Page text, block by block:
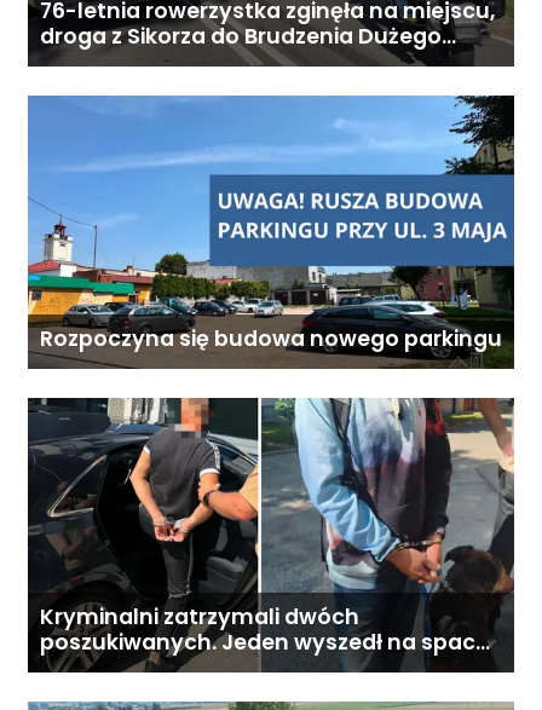
koordynatora oraz infolinię 24/7.
Koszt całodobowej opieki z
zamieszkaniem: od 6800 zł
miesięcznie. Ostateczna cena
zależy od zakresu opieki oraz
indywidualnych potrzeb
podopiecznego. Zadzwoń: 726
284 828 Poniedziałek–piątek,
9:00–18:00
76-letnia rowerzystka zginęła na miejscu,
droga z Sikorza do Brudzenia Dużego
zablokowana
Rozpoczyna się budowa nowego parkingu
Kryminalni zatrzymali dwóch
poszukiwanych. Jeden wyszedł na spacer,
drugi ukrywał się pod łóżkiem